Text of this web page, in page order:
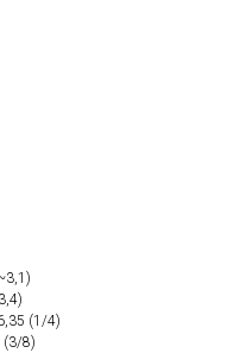
(1/4)
(3/8)